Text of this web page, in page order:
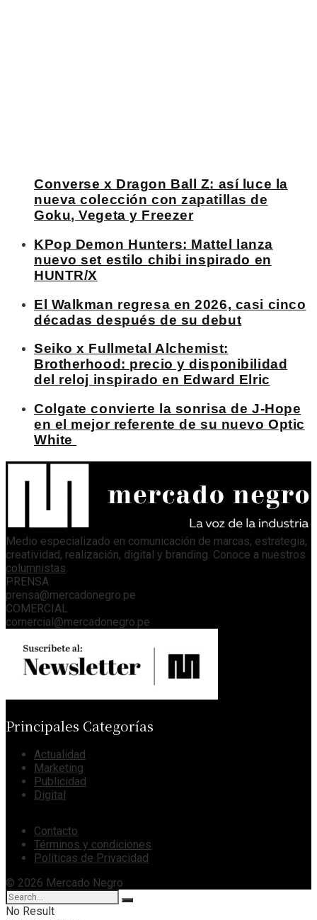
Converse x Dragon Ball Z: así luce la
nueva colección con zapatillas de
Goku, Vegeta y Freezer
KPop Demon Hunters: Mattel lanza
nuevo set estilo chibi inspirado en
HUNTR/X
El Walkman regresa en 2026, casi cinco
décadas después de su debut
Seiko x Fullmetal Alchemist:
Brotherhood: precio y disponibilidad
del reloj inspirado en Edward Elric
Colgate convierte la sonrisa de J-Hope
en el mejor referente de su nuevo Optic
White
Medio especializado en comunicación de marcas, estrategia,
creatividad, realización, digital y branding. Conoce a nuestros
columnistas.
PRENSA
prensa@mercadonegro.pe
COMERCIAL
comercial@mercadonegro.pe
Principales Categorías
Actualidad
Marketing
Publicidad
Digital
Contacto
Términos y condiciones
Políticas de Privacidad
© 2026 Mercado Negro
No Result